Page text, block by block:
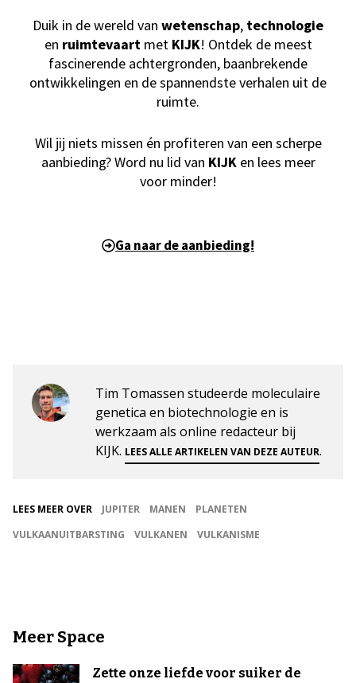
Duik in de wereld van wetenschap, technologie
en ruimtevaartmet KIJK! Ontdek de meest
fascinerende achtergronden, baanbrekende
ontwikkelingen en de spannendste verhalen uit de
ruimte.
Wil jij niets missen én profiteren van een scherpe
aanbieding? Word nu lid van KIJKen lees meer
voor minder!
Ga naar de aanbieding!
Tim Tomassen studeerde moleculaire
genetica en biotechnologie en is
werkzaam als online redacteur bij
KIJK. LEES ALLE ARTIKELEN VAN DEZE AUTEUR.
LEES MEER OVER JUPITER MANEN
PLANETEN
VULKAANUITBARSTING
VULKANEN VULKANISME
Meer Space
Zette onze liefde voor suiker de